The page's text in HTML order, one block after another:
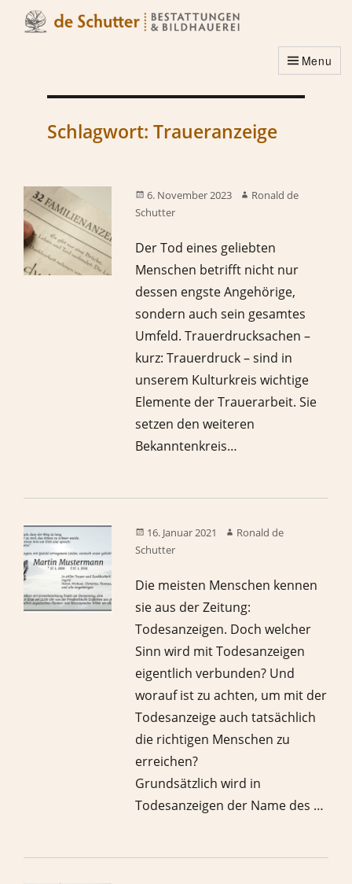
Menu
Schlagwort: Traueranzeige
6. November 2023
Ronald de
Schutter
Der Tod eines geliebten
Menschen betrifft nicht nur
dessen engste Angehörige,
sondern auch sein gesamtes
Umfeld. Trauerdrucksachen –
kurz: Trauerdruck – sind in
unserem Kulturkreis wichtige
Elemente der Trauerarbeit. Sie
setzen den weiteren
Bekanntenkreis…
16. Januar 2021
Ronald de
Schutter
Die meisten Menschen kennen
sie aus der Zeitung:
Todesanzeigen. Doch welcher
Sinn wird mit Todesanzeigen
eigentlich verbunden? Und
worauf ist zu achten, um mit der
Todesanzeige auch tatsächlich
die richtigen Menschen zu
erreichen?
Grundsätzlich wird in
Todesanzeigen der Name des …